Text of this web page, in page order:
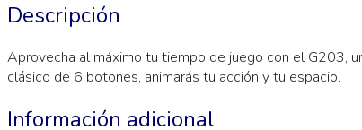
Descripción
Aprovecha al máximo tu tiempo de juego con el G203,
clásico de 6 botones, animarás tu acción y tu espacio.
Información adicional